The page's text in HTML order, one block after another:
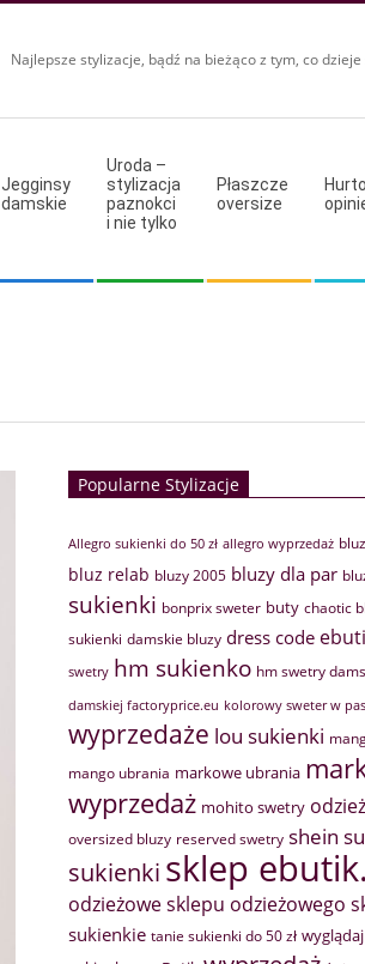
Najlepsze stylizacje, bądź na bieżąco z tym, co
Jegginsy
damskie
Uroda –
stylizacja
paznokci
i nie tylko
Płaszcze
oversize
Popularne Stylizacje
Allegro sukienki do 50 zł allegro wyprzedaż
bluz relab bluzy 2005 bluzy dla par
sukienki bonprix sweter buty chaotic
sukienki damskie bluzy dress code
swetry hm sukienko hm swetry
damskiej factoryprice.eu kolorowy sweter w
wyprzedaże lou sukienki
mango ubrania markowe ubrania
wyprzedaż mohito swetry odzież
oversized bluzy reserved swetry shein
sukienki sklep
odzieżowesklepu odzieżowego
sukienkie tanie sukienki do 50 zł